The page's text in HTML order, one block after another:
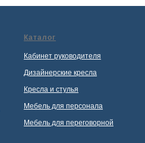
Каталог
Кабинет руководителя
Дизайнерские кресла
Кресла и стулья
Мебель для персонала
Мебель для переговорной